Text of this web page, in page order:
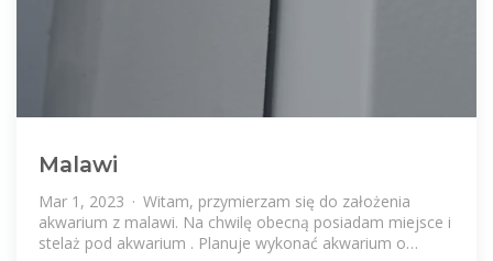
Malawi
Mar 1, 2023 · Witam, przymierzam się do założenia
akwarium z malawi. Na chwilę obecną posiadam miejsce i
stelaż pod akwarium . Planuje wykonać akwarium o